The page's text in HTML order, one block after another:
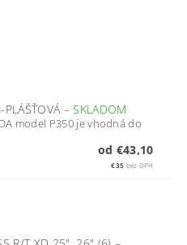
–SKLADOM
model P350 je vhodná do
od €43,10
€35 bez DPH